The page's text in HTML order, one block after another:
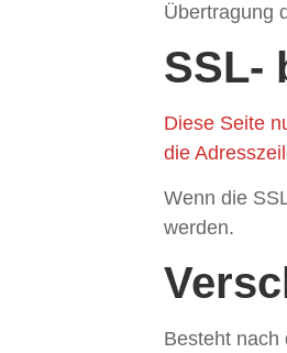
Übertragung
SSL-
Diese Seite
die
Wenn die
werden.
Besteht nach